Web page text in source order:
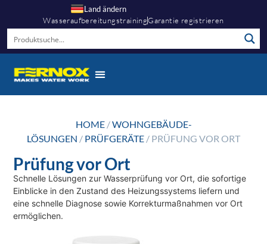
Land ändern
WasseraufbereitungstrainingGarantie registrieren
HOME/WOHNGEBÄUDE-
LÖSUNGEN / PRÜFGERÄTE / PRÜFUNG VOR ORT
Prüfung vor Ort
Schnelle Lösungen zur Wasserprüfung vor Ort, die sofortige
Einblicke in den Zustand des Heizungssystems liefern und
eine schnelle Diagnose sowie Korrekturmaßnahmen vor Ort
ermöglichen.